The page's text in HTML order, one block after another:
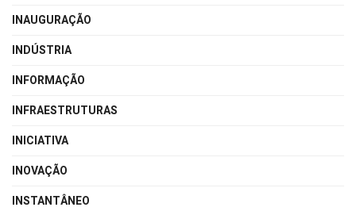
INAUGURAÇÃO
INDÚSTRIA
INFORMAÇÃO
INFRAESTRUTURAS
INICIATIVA
INOVAÇÃO
INSTANTÂNEO